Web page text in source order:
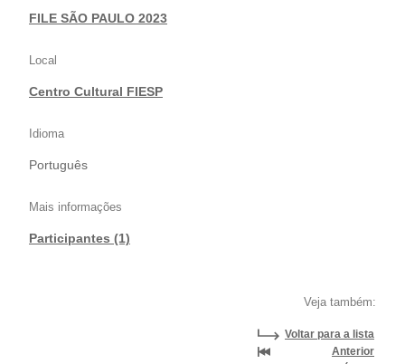
FILE SÃO PAULO 2023
Local
Centro Cultural FIESP
Idioma
Português
Mais informações
Participantes (1)
Veja também:
Voltar para a lista
Anterior